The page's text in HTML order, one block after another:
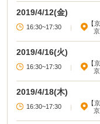
2019/4/12(金)
16:30~17:30 |
【
2019/4/16(火)
16:30~17:30 |
【
2019/4/18(木)
16:30~17:30 |
【